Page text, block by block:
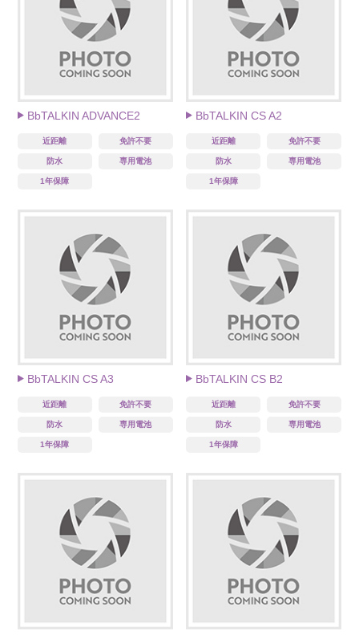
BbTALKIN ADVANCE2
近距離 免許不要
防水 専用電池
1年保障
BbTALKIN CS A2
近距離 免許不要
防水 専用電池
1年保障
BbTALKIN CS A3
近距離 免許不要
防水 専用電池
1年保障
BbTALKIN CS B2
近距離 免許不要
防水 専用電池
1年保障